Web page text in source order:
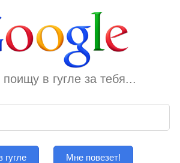
в гугле за тебя...
гугле Мне повезет!